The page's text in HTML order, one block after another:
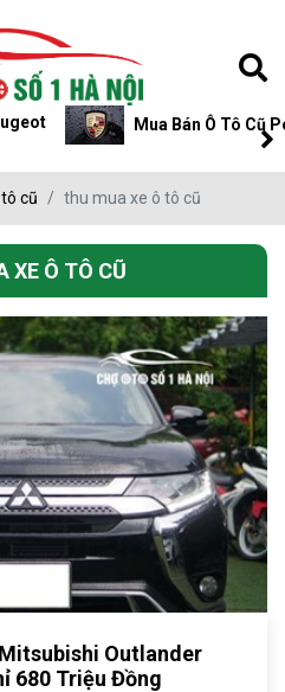
Mua Bán Ô Tô Cũ
cũ thu mua xe ô tô cũ
XE Ô TÔ CŨ
Mitsubishi Outlander
680 Triệu Đồng